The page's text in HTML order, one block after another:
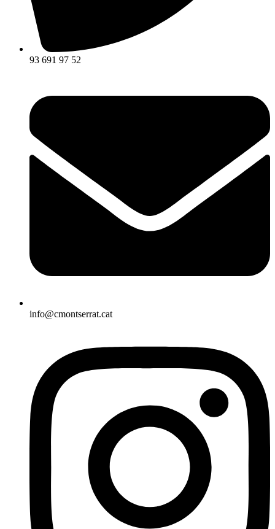
93 691 97 52
info@cmontserrat.cat